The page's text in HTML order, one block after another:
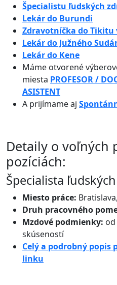
Špecialistu ľudských
Lekár do Burundi
Zdravotníčka do Tikitu
Lekár do Južného
Lekár do Kene
Máme otvorené
miesta PROFESOR /
ASISTENT
A prijímame aj
Detaily o voľných
pozíciách:
Špecialista
Miesto práce:
Druh pracovného
Mzdové podmienky:
skúseností
Celý a podrobný popis
linku